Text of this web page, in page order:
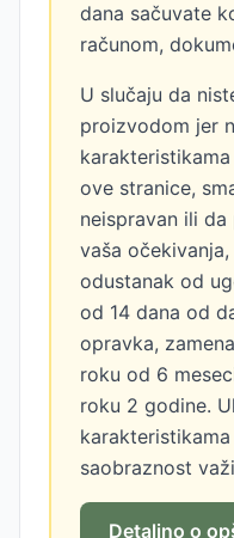
dana sačuvate
računom,
U slučaju da
proizvodom jer
ove stranice,
neispravan ili
vaša
odustanak od
od 14 dana od
opravka,
roku od 6
roku 2 godine.
saobraznost
Detaljno o